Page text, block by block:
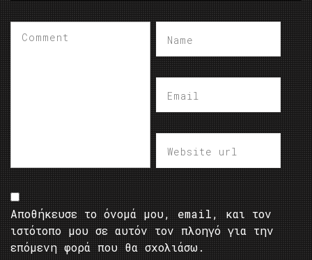
Αποθήκευσε το όνομά μου, email, και τον
ιστότοπο μου σε αυτόν τον πλοηγό για την
επόμενη φορά που θα σχολιάσω.